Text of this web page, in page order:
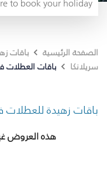
الصفحة الرئيسية باقات
سريلانكا
باقات العطلات
باقات زهيدة
هذه العروض